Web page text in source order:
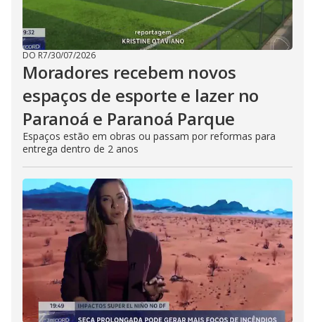
DO R7/30/07/2026
Moradores recebem novos
espaços de esporte e lazer no
Paranoá e Paranoá Parque
Espaços estão em obras ou passam por reformas para
entrega dentro de 2 anos